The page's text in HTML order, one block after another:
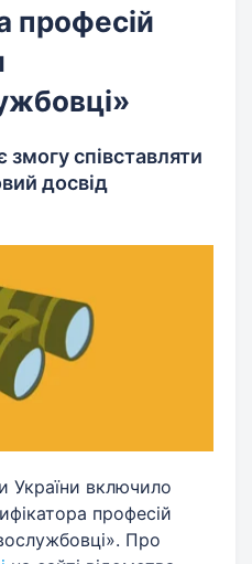
професій
співставляти
досвід
України включило
професій
Про